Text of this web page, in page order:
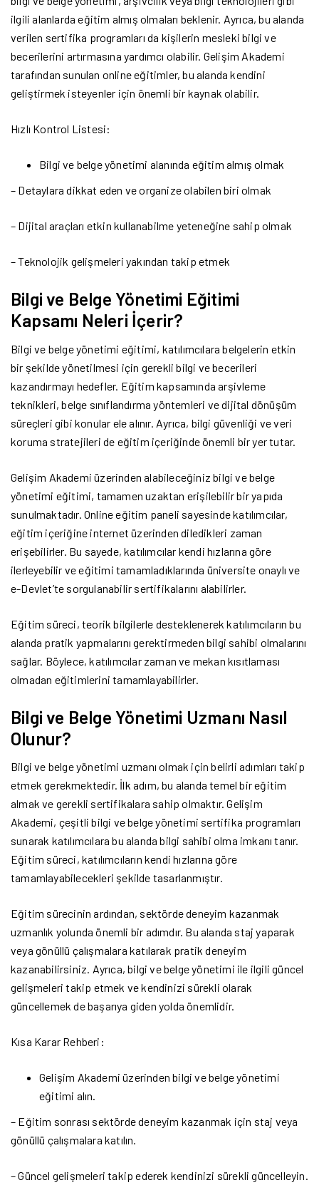
ilgili alanlarda eğitim almış olmaları beklenir. Ayrıca, bu alanda
verilen sertifika programları da kişilerin mesleki bilgi ve
becerilerini artırmasına yardımcı olabilir. Gelişim Akademi
tarafından sunulan online eğitimler, bu alanda kendini
geliştirmek isteyenler için önemli bir kaynak olabilir.
Hızlı Kontrol Listesi:
Bilgi ve belge yönetimi alanında eğitim almış olmak
– Detaylara dikkat eden ve organize olabilen biri olmak
– Dijital araçları etkin kullanabilme yeteneğine sahip olmak
– Teknolojik gelişmeleri yakından takip etmek
Bilgi ve Belge Yönetimi Eğitimi
Kapsamı Neleri İçerir?
Bilgi ve belge yönetimi eğitimi, katılımcılara belgelerin etkin
bir şekilde yönetilmesi için gerekli bilgi ve becerileri
kazandırmayı hedefler. Eğitim kapsamında arşivleme
teknikleri, belge sınıflandırma yöntemleri ve dijital dönüşüm
süreçleri gibi konular ele alınır. Ayrıca, bilgi güvenliği ve veri
koruma stratejileri de eğitim içeriğinde önemli bir yer tutar.
Gelişim Akademi üzerinden alabileceğiniz bilgi ve belge
yönetimi eğitimi, tamamen uzaktan erişilebilir bir yapıda
sunulmaktadır. Online eğitim paneli sayesinde katılımcılar,
eğitim içeriğine internet üzerinden diledikleri zaman
erişebilirler. Bu sayede, katılımcılar kendi hızlarına göre
ilerleyebilir ve eğitimi tamamladıklarında üniversite onaylı ve
e-Devlet’te sorgulanabilir sertifikalarını alabilirler.
Eğitim süreci, teorik bilgilerle desteklenerek katılımcıların bu
alanda pratik yapmalarını gerektirmeden bilgi sahibi olmalarını
sağlar. Böylece, katılımcılar zaman ve mekan kısıtlaması
olmadan eğitimlerini tamamlayabilirler.
Bilgi ve Belge Yönetimi Uzmanı Nasıl
Olunur?
Bilgi ve belge yönetimi uzmanı olmak için belirli adımları takip
etmek gerekmektedir. İlk adım, bu alanda temel bir eğitim
almak ve gerekli sertifikalara sahip olmaktır. Gelişim
Akademi, çeşitli bilgi ve belge yönetimi sertifika programları
sunarak katılımcılara bu alanda bilgi sahibi olma imkanı tanır.
Eğitim süreci, katılımcıların kendi hızlarına göre
tamamlayabilecekleri şekilde tasarlanmıştır.
Eğitim sürecinin ardından, sektörde deneyim kazanmak
uzmanlık yolunda önemli bir adımdır. Bu alanda staj yaparak
veya gönüllü çalışmalara katılarak pratik deneyim
kazanabilirsiniz. Ayrıca, bilgi ve belge yönetimi ile ilgili güncel
gelişmeleri takip etmek ve kendinizi sürekli olarak
güncellemek de başarıya giden yolda önemlidir.
Kısa Karar Rehberi:
Gelişim Akademi üzerinden bilgi ve belge yönetimi
eğitimi alın.
– Eğitim sonrası sektörde deneyim kazanmak için staj veya
gönüllü çalışmalara katılın.
– Güncel gelişmeleri takip ederek kendinizi sürekli güncelleyin.